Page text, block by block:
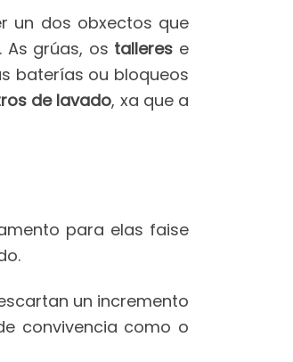
un dos obxectos que
grúas, os talleres e
baterías ou bloqueos
de lavado, xa que a
para elas faise
un incremento
convivencia como o